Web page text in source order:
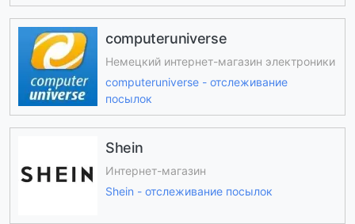
computeruniverse
Немецкий интернет-магазин электроники
computeruniverse - отслеживание
посылок
Shein
Интернет-магазин
Shein - отслеживание посылок